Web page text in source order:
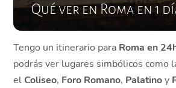
Qué ver en Roma en 1
Tengo un itinerario para Roma en
podrás ver lugares simbólicos como
el Coliseo, Foro Romano, Palatinoy